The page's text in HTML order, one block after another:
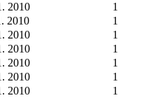
2010
1
2010
1
2010
1
2010
1
2010
1
2010
1
2010
1